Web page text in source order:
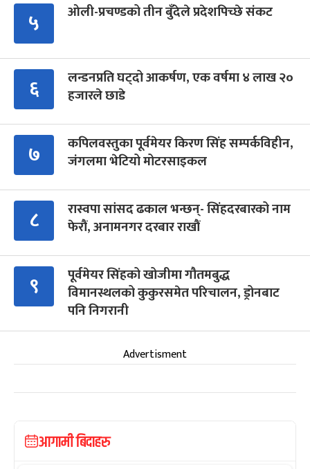
५ ओली-प्रचण्डको तीन बुँदेले प्रदेशपिच्छे संकट
६
लन्डनप्रति घट्दो आकर्षण, एक वर्षमा ४ लाख २०
हजारले छाडे
७
कपिलवस्तुका पूर्वमेयर किरण सिंह सम्पर्कविहीन,
जंगलमा भेटियो मोटरसाइकल
८
रास्वपा सांसद ढकाल भन्छन्- सिंहदरबारको नाम
फेरौं, अनामनगर दरबार राखौं
९
पूर्वमेयर सिंहको खोजीमा गौतमबुद्ध
विमानस्थलको कुकुरसमेत परिचालन, ड्रोनबाट
पनि निगरानी
Advertisment
आगामी बिदाहरु